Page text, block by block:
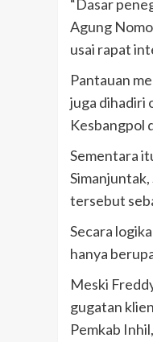
“Dasar
Agung
usai rapat
Pantauan
juga dihadiri
Kesbangpol
Sementara
tersebut
Secara
hanya
Meski
gugatan
Pemkab